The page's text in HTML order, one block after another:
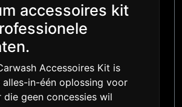
accessoires kit
Accessoires Kit is
alles-in-één oplossing voor
die geen concessies wil